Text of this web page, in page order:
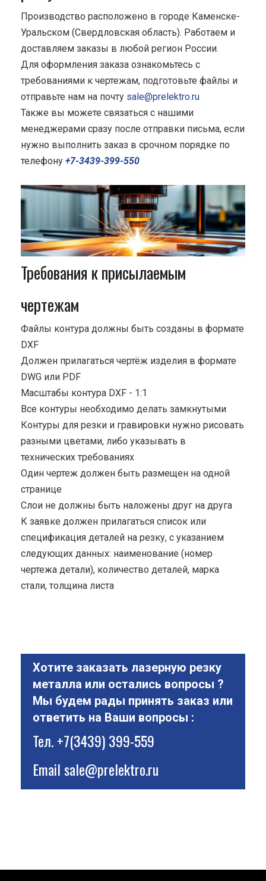
Производство расположено в городе Каменске-
Уральском (Свердловская область). Работаем и
доставляем заказы в любой регион России.
Для оформления заказа ознакомьтесь с
требованиями к чертежам, подготовьте файлы и
отправьте нам на почту sale@prelektro.ru
Также вы можете связаться с нашими
менеджерами сразу после отправки письма, если
нужно выполнить заказ в срочном порядке по
телефону +7-3439-399-550
Требования к присылаемым
чертежам
Файлы контура должны быть созданы в формате
DXF
Должен прилагаться чертёж изделия в формате
DWG или PDF
Масштабы контура DXF - 1:1
Все контуры необходимо делать замкнутыми
Контуры для резки и гравировки нужно рисовать
разными цветами, либо указывать в
технических требованиях
Один чертеж должен быть размещен на одной
странице
Cлои не должны быть наложены друг на друга
К заявке должен прилагаться список или
спецификация деталей на резку, с указанием
следующих данных: наименование (номер
чертежа детали), количество деталей, марка
стали, толщина листа
Хотите заказать лазерную резку
металла или остались вопросы ?
Мы будем рады принять заказ или
ответить на Ваши вопросы :
Тел.+7(3439) 399-559
Emailsale@prelektro.ru